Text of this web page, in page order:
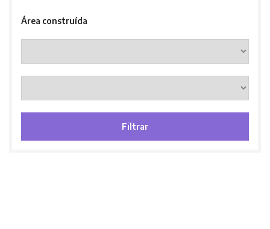
Área construída
Filtrar